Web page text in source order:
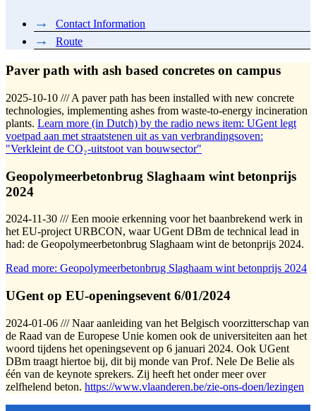
Contact Information
Route
Paver path with ash based concretes on campus
2025-10-10 /// A paver path has been installed with new concrete
technologies, implementing ashes from waste-to-energy incineration
plants. Learn more (in Dutch) by the radio news item: UGent legt
voetpad aan met straatstenen uit as van verbrandingsoven:
"Verkleint de CO₂-uitstoot van bouwsector"
Geopolymeerbetonbrug Slaghaam wint betonprijs
2024
2024-11-30 /// Een mooie erkenning voor het baanbrekend werk in
het EU-project URBCON, waar UGent DBm de technical lead in
had: de Geopolymeerbetonbrug Slaghaam wint de betonprijs 2024.
Read more: Geopolymeerbetonbrug Slaghaam wint betonprijs 2024
UGent op EU-openingsevent 6/01/2024
2024-01-06 /// Naar aanleiding van het Belgisch voorzitterschap van
de Raad van de Europese Unie komen ook de universiteiten aan het
woord tijdens het openingsevent op 6 januari 2024. Ook UGent
DBm traagt hiertoe bij, dit bij monde van Prof. Nele De Belie als
één van de keynote sprekers. Zij heeft het onder meer over
zelfhelend beton. https://www.vlaanderen.be/zie-ons-doen/lezingen